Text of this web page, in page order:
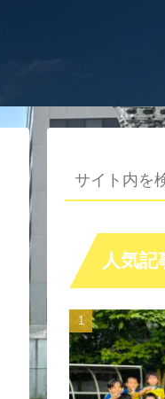
人気記